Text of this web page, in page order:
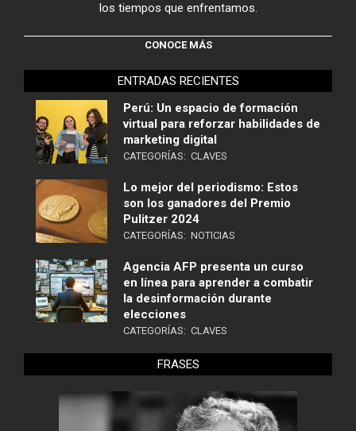
los tiempos que enfrentamos.
CONOCE MÁS
ENTRADAS RECIENTES
Perú: Un espacio de formación
virtual para reforzar habilidades de
marketing digital
CATEGORÍAS: CLAVES
Lo mejor del periodismo: Estos
son los ganadores del Premio
Pulitzer 2024
CATEGORÍAS: NOTICIAS
Agencia AFP presenta un curso
en línea para aprender a combatir
la desinformación durante
elecciones
CATEGORÍAS: CLAVES
FRASES